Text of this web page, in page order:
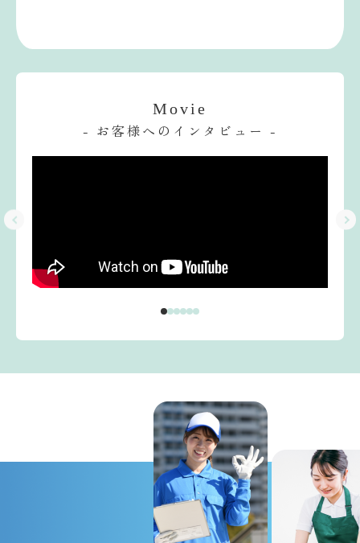
Movie
- お客様へのインタビュー -